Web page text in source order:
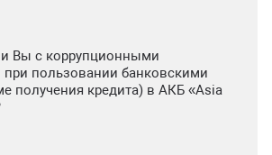
Вы с коррупционными
пользовании банковскими
получения кредита) в АКБ «Asia